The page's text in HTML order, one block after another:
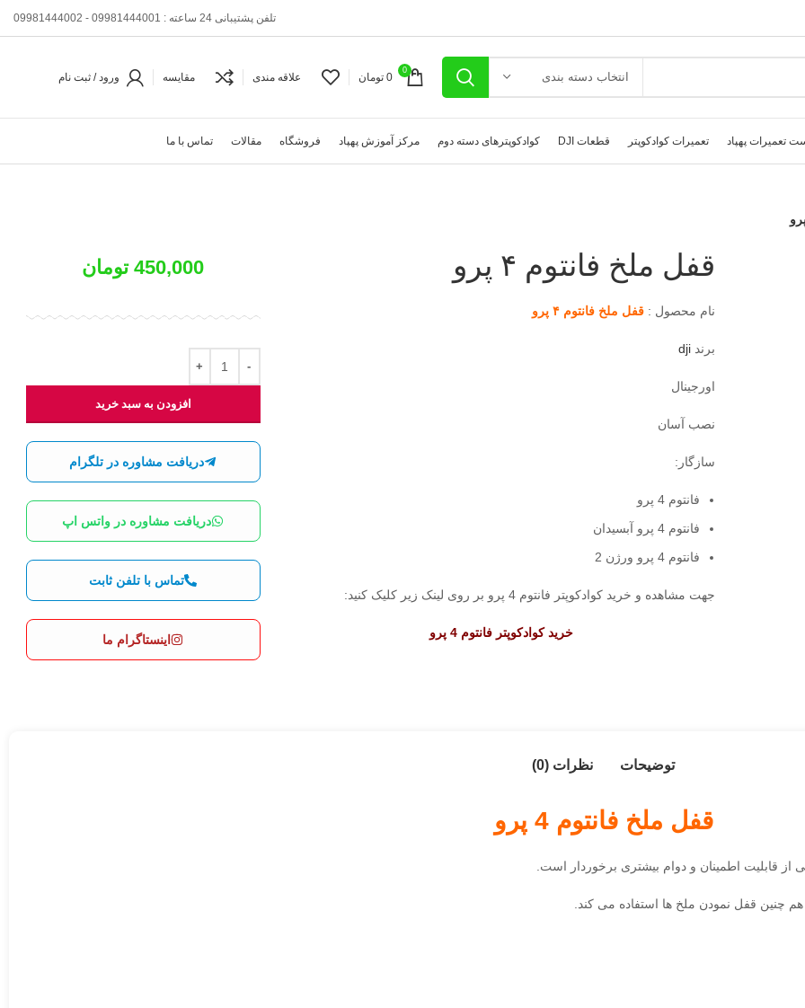
تلفن پشتیبانی 24 ساعته : 09981444001 - 09981444002
انتخاب دسته بندی 0
0 تومان علاقه مندی مقایسه ورود / ثبت نام
تعمیرات پهپاد تعمیرات کوادکوپتر قطعات DJI کوادکوپترهای دسته دوم مرکز آموزش پهپاد فروشگاه مقالات تماس با ما
قفل ملخ فانتوم ۴ پرو
نام محصول :قفل ملخ فانتوم ۴ پرو
برندdji
اورجینال
نصب آسان
سازگار:
فانتوم 4 پرو
فانتوم 4 پرو آبسیدان
فانتوم 4 پرو ورژن 2
جهت مشاهده و خرید کوادکوپتر فانتوم 4 پرو بر روی لینک زیر کلیک کنید:
خرید کوادکوپتر فانتوم 4 پرو
450,000 تومان
افزودن به سبد خرید
دریافت مشاوره در تلگرام
دریافت مشاوره در واتس اپ
تماس با تلفن ثابت
اینستاگرام ما
توضیحات نظرات (0)
قفل ملخ فانتوم 4 پرو
قابلیت اطمینان و دوام بیشتری برخوردار است.
چنین قفل نمودن ملخ ها استفاده می کند.